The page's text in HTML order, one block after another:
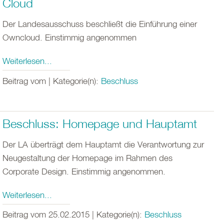
Cloud
Der Landesausschuss beschließt die Einführung einer
Owncloud. Einstimmig angenommen
Weiterlesen...
Beitrag vom | Kategorie(n): Beschluss
Beschluss: Homepage und Hauptamt
Der LA überträgt dem Hauptamt die Verantwortung zur
Neugestaltung der Homepage im Rahmen des
Corporate Design. Einstimmig angenommen.
Weiterlesen...
Beitrag vom 25.02.2015 | Kategorie(n): Beschluss